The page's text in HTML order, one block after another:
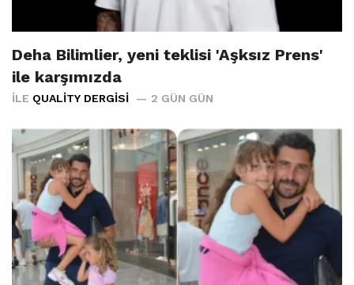
Deha Bilimlier, yeni teklisi 'Aşksız Prens'
ile karşımızda
İLE QUALITY DERGISI 2 GÜN GÜN